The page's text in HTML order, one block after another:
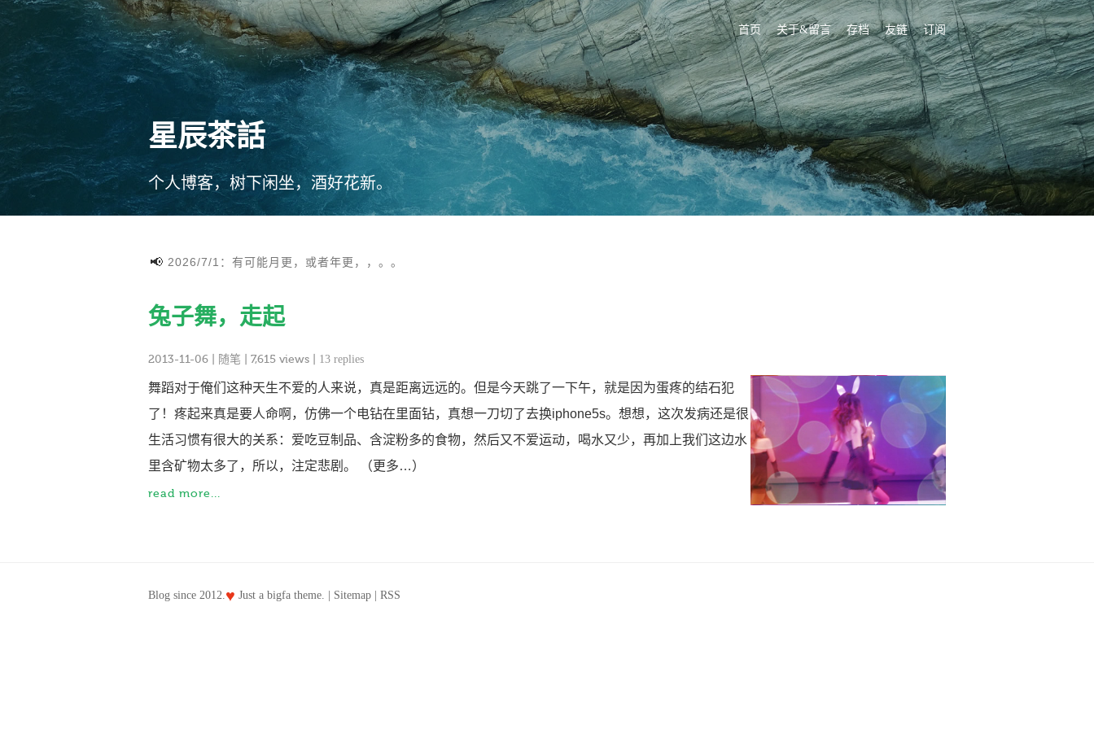
首页 关于&留言 存档 友链 订阅
星辰茶話
个人博客，树下闲坐，酒好花新。
2026/7/1：有可能月更，或者年更，，。。
兔子舞，走起
2013-11-06 随笔 | 7,615 views | 13 replies
舞蹈对于俺们这种天生不爱的人来说，真是距离远远的。但是今天跳了一下午，就是因为蛋疼的结石犯
了！疼起来真是要人命啊，仿佛一个电钻在里面钻，真想一刀切了去换iphone5s。想想，这次发病还是很
生活习惯有很大的关系：爱吃豆制品、含淀粉多的食物，然后又不爱运动，喝水又少，再加上我们这边水
里含矿物太多了，所以，注定悲剧。 （更多…）
read more...
Blog since 2012.♥ Just a bigfa theme. | Sitemap RSS